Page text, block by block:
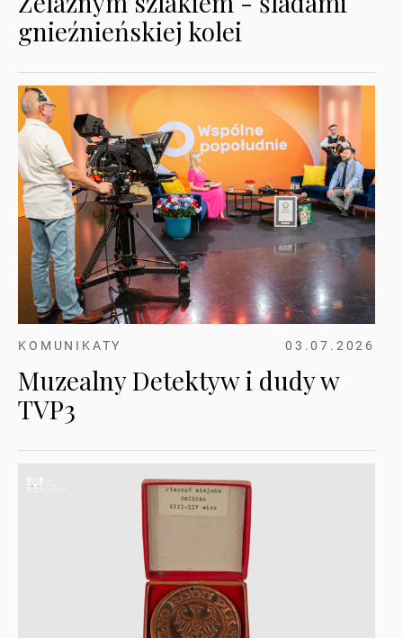
gnieźnieńskiej kolei
KOMUNIKATY 03.07.2026
Muzealny Detektyw i dudy w
TVP3